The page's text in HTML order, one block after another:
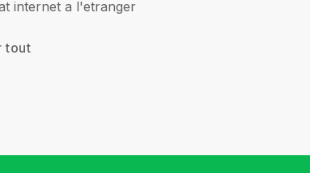
internet a l'etranger
tout